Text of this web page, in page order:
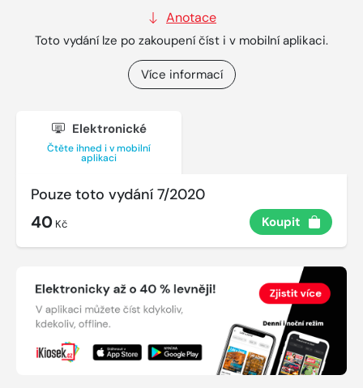
Anotace
Toto vydání lze po zakoupení číst i v mobilní aplikaci.
Více informací
Elektronické
Čtěte ihned i v mobilní
aplikaci
Pouze toto vydání 7/2020
40 Kč Koupit